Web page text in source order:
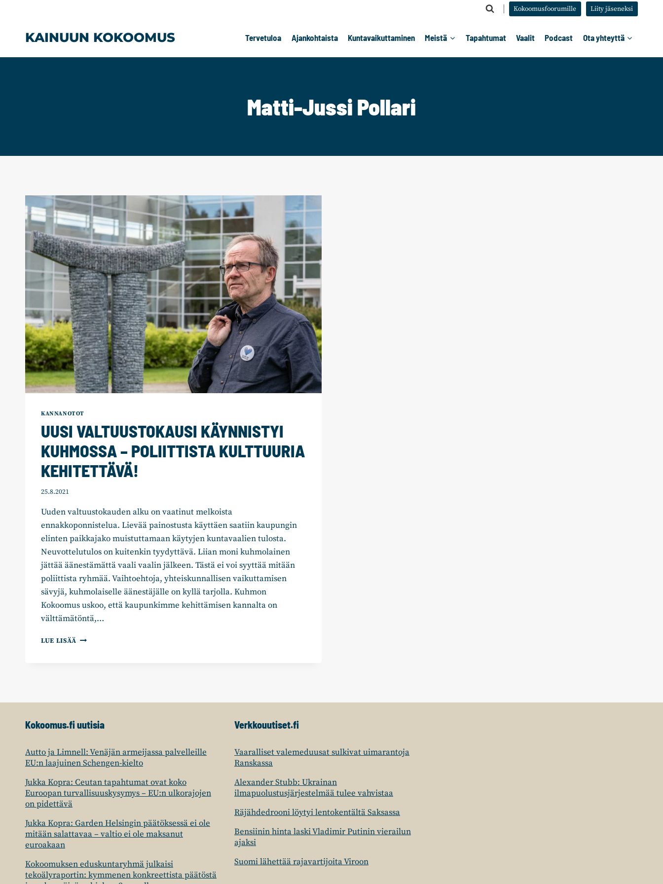
Kokoomusfoorumille Liity jäseneksi
KAINUUN KOKOOMUS Tervetuloa Ajankohtaista Kuntavaikuttaminen Meistä Tapahtumat Vaalit Podcast Ota yhteyttä
Matti-Jussi Pollari
KANNANOTOT
UUSI VALTUUSTOKAUSI KÄYNNISTYI
KUHMOSSA – POLIITTISTA KULTTUURIA
KEHITETTÄVÄ!
25.8.2021
Uuden valtuustokauden alku on vaatinut melkoista
ennakkoponnistelua. Lievää painostusta käyttäen saatiin kaupungin
elinten paikkajako muistuttamaan käytyjen kuntavaalien tulosta.
Neuvottelutulos on kuitenkin tyydyttävä. Liian moni kuhmolainen
jättää äänestämättä vaali vaalin jälkeen. Tästä ei voi syyttää mitään
poliittista ryhmää. Vaihtoehtoja, yhteiskunnallisen vaikuttamisen
sävyjä, kuhmolaiselle äänestäjälle on kyllä tarjolla. Kuhmon
Kokoomus uskoo, että kaupunkimme kehittämisen kannalta on
välttämätöntä,…
LUE LISÄÄ UUSI
KULTTUURIA
Kokoomus.fi uutisia
Autto ja Limnell: Venäjän armeijassa palvelleille
EU:n laajuinen Schengen-kielto
Jukka Kopra: Ceutan tapahtumat ovat koko
Euroopan turvallisuuskysymys – EU:n ulkorajojen
on pidettävä
Jukka Kopra: Garden Helsingin päätöksessä ei ole
mitään salattavaa – valtio ei ole maksanut
euroakaan
Kokoomuksen eduskuntaryhmä julkaisi
tekoälyraportin: kymmenen konkreettista päätöstä
Verkkouutiset.fi
Vaaralliset valemeduusat sulkivat uimarantoja
Ranskassa
Alexander Stubb: Ukrainan
ilmapuolustusjärjestelmää tulee vahvistaa
Räjähdedrooni löytyi lentokentältä Saksassa
Bensiinin hinta laski Vladimir Putinin vierailun
ajaksi
Suomi lähettää rajavartijoita Viroon